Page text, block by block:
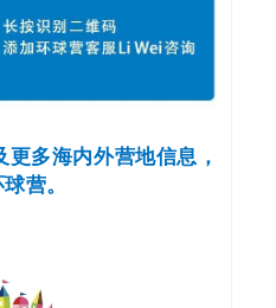
多海内外营地信息，
营。